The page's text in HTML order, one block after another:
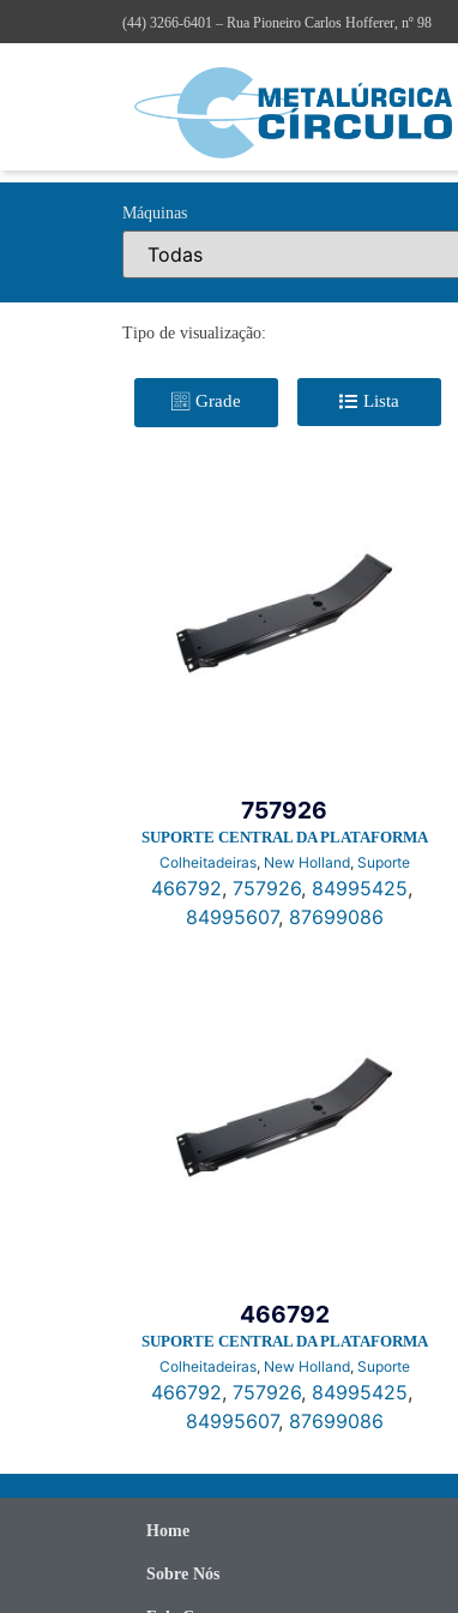
(44) 3266-6401 – Rua Pioneiro Carlos Hofferer, nº 98
Máquinas
Tipo de visualização:
Grade Lista
Colheitadeiras, New Holland, Suporte
SUPORTE CENTRAL DA PLATAFORMA
757926
466792, 757926, 84995425,
84995607, 87699086
Colheitadeiras, New Holland, Suporte
SUPORTE CENTRAL DA PLATAFORMA
466792
466792, 757926, 84995425,
84995607, 87699086
Home
Sobre Nós